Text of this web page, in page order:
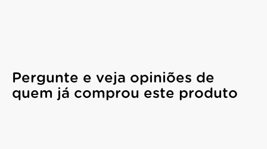
Pergunte e veja opiniões de
quem já comprou este produto